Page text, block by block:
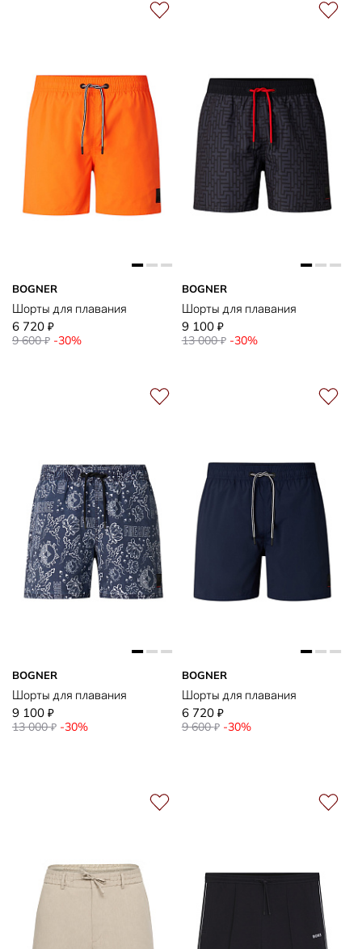
BOGNER
Шорты для плавания
6 720 ₽
9 600₽ -30%
BOGNER
Шорты для плавания
9 100 ₽
13 000₽ -30%
BOGNER
Шорты для плавания
9 100 ₽
13 000₽ -30%
BOGNER
Шорты для плавания
6 720 ₽
9 600₽ -30%